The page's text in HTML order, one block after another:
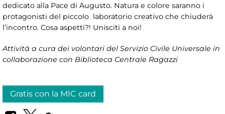
dedicato alla Pace di Augusto. Natura e colore saranno i
protagonisti del piccolo laboratorio creativo che chiuderà
l’incontro. Cosa aspetti?! Unisciti a noi!
Attività a cura dei volontari del Servizio Civile Universale in
collaborazione con Biblioteca Centrale Ragazzi
Gratis con la MIC card